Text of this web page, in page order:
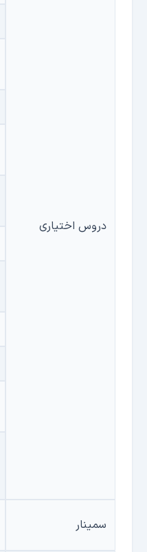
دروس اختیاری
سمینار